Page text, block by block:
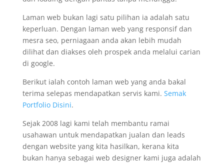
Laman web bukan lagi satu pilihan ia adalah satu
keperluan. Dengan laman web yang responsif dan
mesra seo, perniagaan anda akan lebih mudah
dilihat dan diakses oleh prospek anda melalui carian
di google.
Berikut ialah contoh laman web yang anda bakal
terima selepas mendapatkan servis kami. Semak
Portfolio Disini.
Sejak 2008 lagi kami telah membantu ramai
usahawan untuk mendapatkan jualan dan leads
dengan website yang kita hasilkan, kerana kita
bukan hanya sebagai web designer kami juga adalah